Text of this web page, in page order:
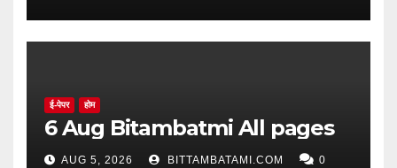
ई-पेपर होम
6 Aug Bitambatmi All pages
AUG 5, 2026 BITTAMBATAMI.COM 0